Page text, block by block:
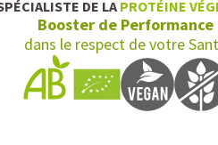
DE LA PROTÉINE
Booster de Performance
dans le respect de votre